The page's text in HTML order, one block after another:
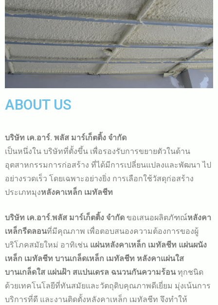
ABOUT US
บริษัท เค.อาร์. พลัส มาร์เก็ตติ้ง จำกัด
เป็นหนึ่งใน บริษัทที่ตั้งขึ้น เพื่อรองรับการขยายตัวในด้าน
อุตสาหกรรมการก่อสร้าง ที่ได้มีการเปลี่ยนแปลงและพัฒนา ไป
อย่างรวดเร็ว โดยเฉพาะอย่างยิ่ง การเลือกใช้วัสดุก่อสร้าง
ประเภทมุงหลังคาเหล็ก เมทัลชีท
บริษัท เค.อาร์.พลัส มาร์เก็ตติ้ง จำกัด ขอเสนอผลิตภัฑณ์หลังคา
เหล็กรีดลอนที่มีคุณภาพ เพื่อตอบสนองความต้องการของผู้
บริโภคสมัยใหม่ อาทิเช่น แผ่นหลังคาเหล็ก เมทัลชีท แผ่นผนัง
เหล็ก เมทัลชีท บานเกล็ดเหล็ก เมทัลชีท หลังคาแผ่นใส
บานเกล็ดใส แผ่นฝ้า สแปนเดรล ฉนวนกันความร้อน ทุกชนิด
ด้วยเทคโนโลยีที่ทันสมัยและวัตถุดิบคุณภาพดีเยี่ยม มุ่งเน้นการ
บริการที่ดี และงานติดตั้งหลังคาเหล็ก เมทัลชีท จึงทำให้